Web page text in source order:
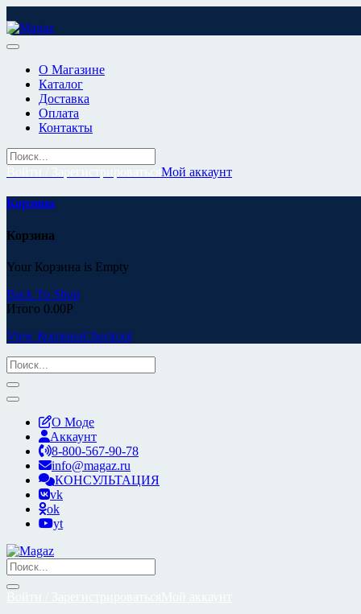
Перейти
к
О Магазине
Каталог
Доставка
Оплата
Контакты
Мой аккаунт
Корзина
Корзина
Your Корзина is Empty
Back To Shop
Итого 0.00Р
View КорзинаCheckout
О Моде
Аккаунт
8-800-567-90-78
info@magaz.ru
КОНСУЛЬТАЦИЯ
vk
ok
yt